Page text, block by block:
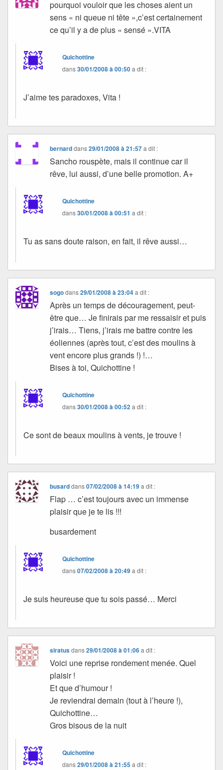
pourquoi vouloir que les choses aient un
sens « ni queue ni tête »,c’est certainement
ce qu’il y a de plus « sensé ».VITA
Quichottine
dans30/01/2008 à 00:50a dit :
J’aime tes paradoxes, Vita !
bernarddans29/01/2008 à 21:57 a dit :
Sancho rouspète, mais il continue car il
rêve, lui aussi, d’une belle promotion. A+
Quichottine
dans30/01/2008 à 00:51 a dit :
Tu as sans doute raison, en fait, il rêve aussi…
sogodans29/01/2008 à 23:04 a dit :
Après un temps de découragement, peut-
être que… Je finirais par me ressaisir et puis
j’irais… Tiens, j’irais me battre contre les
éoliennes (après tout, c’est des moulins à
vent encore plus grands !) !…
Bises à toi, Quichottine !
Quichottine
dans30/01/2008 à 00:52a dit :
Ce sont de beaux moulins à vents, je trouve !
busarddans07/02/2008 à 14:19 a dit :
Flap … c’est toujours avec un immense
plaisir que je te lis !!!
busardement
Quichottine
dans07/02/2008 à 20:49a dit :
Je suis heureuse que tu sois passé… Merci
siratusdans29/01/2008 à 01:06 a dit :
Voici une reprise rondement menée. Quel
plaisir !
Et que d’humour !
Je reviendrai demain (tout à l’heure !),
Quichottine…
Gros bisous de la nuit
Quichottine
dans29/01/2008 à 21:55a dit :